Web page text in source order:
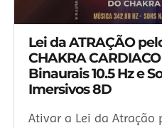
Lei da ATRAÇÃO
CHAKRA
Binaurais 10.5 Hz e
Imersivos 8D
Ativar a Lei da Atração